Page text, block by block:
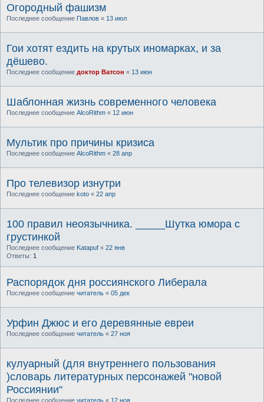
Огородный фашизм
Последнее сообщение Павлов « 13 июл
Гои хотят ездить на крутых иномарках, и за
дёшево.
Последнее сообщение доктор Ватсон « 13 июн
Шаблонная жизнь современного человека
Последнее сообщение AlcoRithm « 12 июн
Мультик про причины кризиса
Последнее сообщение AlcoRithm « 28 апр
Про телевизор изнутри
Последнее сообщение koto « 22 апр
100 правил неоязычника. _____Шутка юмора с
грустинкой
Последнее сообщение Katapuf « 22 янв
Ответы: 1
Распорядок дня россиянского Либерала
Последнее сообщение читатель « 05 дек
Урфин Джюс и его деревянные евреи
Последнее сообщение читатель « 27 ноя
кулуарный (для внутреннего пользования
)словарь литературных персонажей "новой
Россиянии"
Последнее сообщение читатель « 12 ноя